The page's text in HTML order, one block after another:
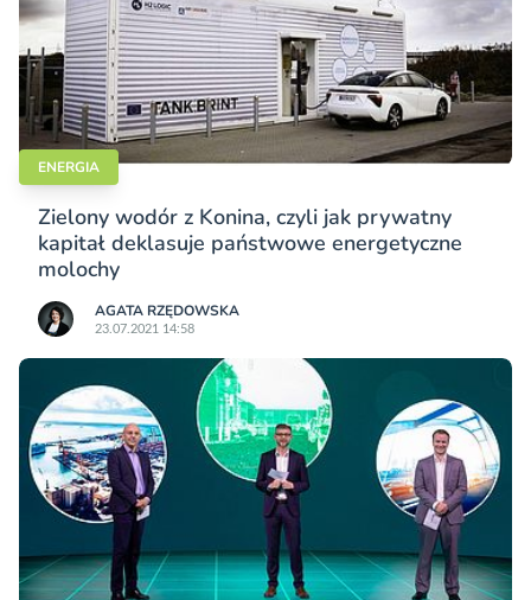
ENERGIA
Zielony wodór z Konina, czyli jak prywatny
kapitał deklasuje państwowe energetyczne
molochy
AGATA RZĘDOWSKA
23.07.2021 14:58